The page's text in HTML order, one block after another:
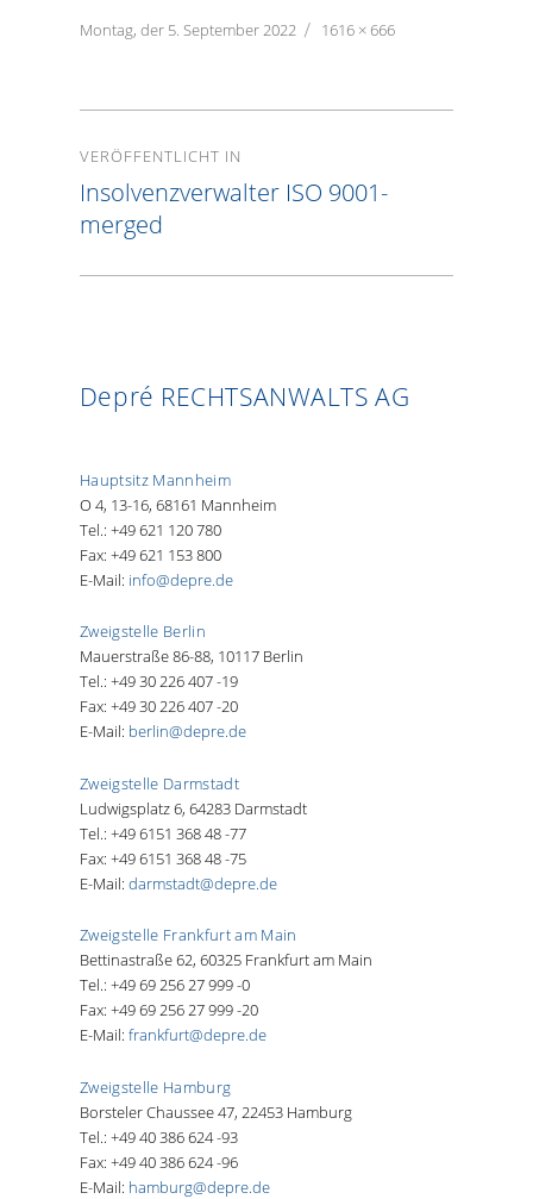
Veröffentlicht
Montag, der 5. September 2022
Volle
1616 × 666
VERÖFFENTLICHT IN
Insolvenzverwalter ISO 9001-
merged
Depré RECHTSANWALTS AG
Hauptsitz Mannheim
O 4, 13-16, 68161 Mannheim
Tel.: +49 621 120 780
Fax: +49 621 153 800
E-Mail: info@depre.de
Zweigstelle Berlin
Mauerstraße 86-88, 10117 Berlin
Tel.: +49 30 226 407 -19
Fax: +49 30 226 407 -20
E-Mail: berlin@depre.de
Zweigstelle Darmstadt
Ludwigsplatz 6, 64283 Darmstadt
Tel.: +49 6151 368 48 -77
Fax: +49 6151 368 48 -75
E-Mail: darmstadt@depre.de
Zweigstelle Frankfurt am Main
Bettinastraße 62, 60325 Frankfurt am Main
Tel.: +49 69 256 27 999 -0
Fax: +49 69 256 27 999 -20
E-Mail: frankfurt@depre.de
Zweigstelle Hamburg
Borsteler Chaussee 47, 22453 Hamburg
Tel.: +49 40 386 624 -93
Fax: +49 40 386 624 -96
E-Mail: hamburg@depre.de